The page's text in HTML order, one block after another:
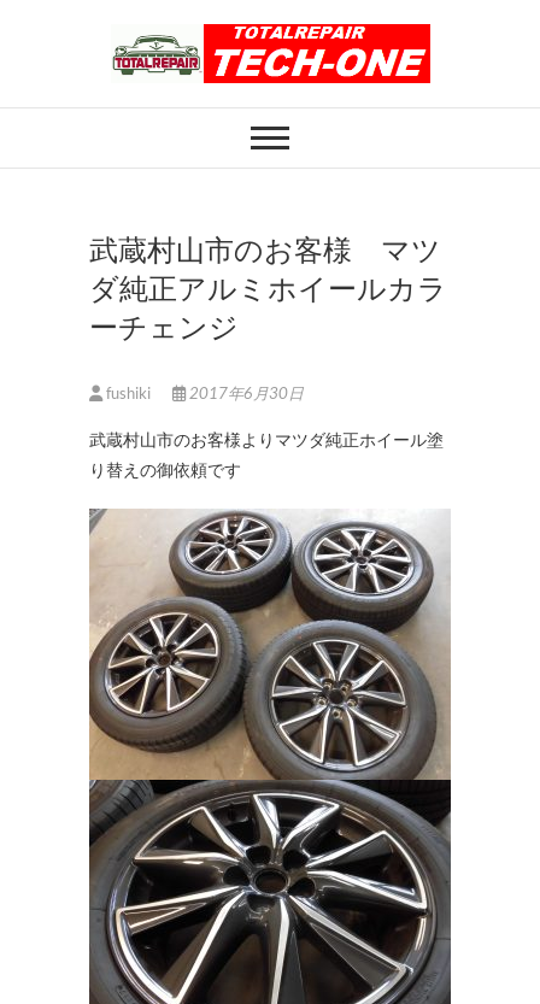
ホイール修理のト
ータルリペアテッ
クワン
武蔵村山市のお客様 マツ
ダ純正アルミホイールカラ
ーチェンジ
fushiki 2017年6月30日
武蔵村山市のお客様よりマツダ純正ホイール塗
り替えの御依頼です